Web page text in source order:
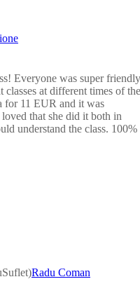
Everyone was super friendly
at different times of the
for 11 EUR and it was
that she did it both in
understand the class. 100%
Radu Coman